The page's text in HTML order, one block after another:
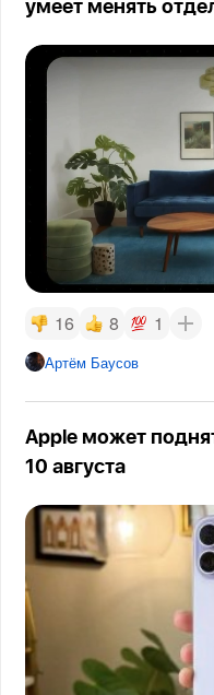
умеет менять
16 8 1
Артём Баусов
Apple может
10 августа